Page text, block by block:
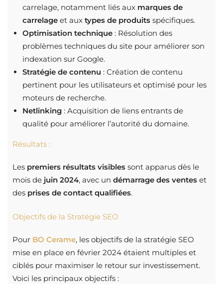
carrelage, notamment liés aux marques de
carrelage et aux types de produits spécifiques.
Optimisation technique : Résolution des
problèmes techniques du site pour améliorer son
indexation sur Google.
Stratégie de contenu : Création de contenu
pertinent pour les utilisateurs et optimisé pour les
moteurs de recherche.
Netlinking : Acquisition de liens entrants de
qualité pour améliorer l’autorité du domaine.
Résultats :
Les premiers résultats visibles sont apparus dès le
mois de juin 2024, avec un démarrage des ventes et
des prises de contact qualifiées.
Objectifs de la Stratégie SEO
Pour BO Cerame, les objectifs de la stratégie SEO
mise en place en février 2024 étaient multiples et
ciblés pour maximiser le retour sur investissement.
Voici les principaux objectifs :